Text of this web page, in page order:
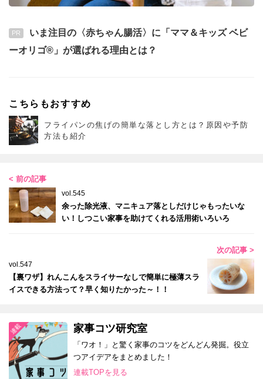
PR
いま注目の〈赤ちゃん腸活〉に「ママ＆キッズ ベビ
ーオリゴ®」が選ばれる理由とは？
こちらもおすすめ
フライパンの焦げの簡単な落とし方とは？原因や予防
方法も紹介
< 前の記事
vol.545
余った除光液、マニキュア落としだけじゃもったいな
い！しつこい家事を助けてくれる活用術いろいろ
次の記事 >
vol.547
【裏ワザ】れんこんをスライサーなしで簡単に極薄スラ
イスできる方法って？早く知りたかった～！！
家事コツ研究室
「ワオ！」と驚く家事のコツをどんどん発掘。役立
つアイデアをまとめました！
連載TOPを見る